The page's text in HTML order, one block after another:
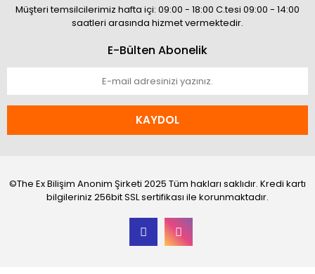
Müşteri temsilcilerimiz hafta içi: 09:00 - 18:00 C.tesi 09:00 - 14:00
saatleri arasında hizmet vermektedir.
E-Bülten Abonelik
KAYDOL
©The Ex Bilişim Anonim Şirketi 2025 Tüm hakları saklıdır. Kredi kartı
bilgileriniz 256bit SSL sertifikası ile korunmaktadır.